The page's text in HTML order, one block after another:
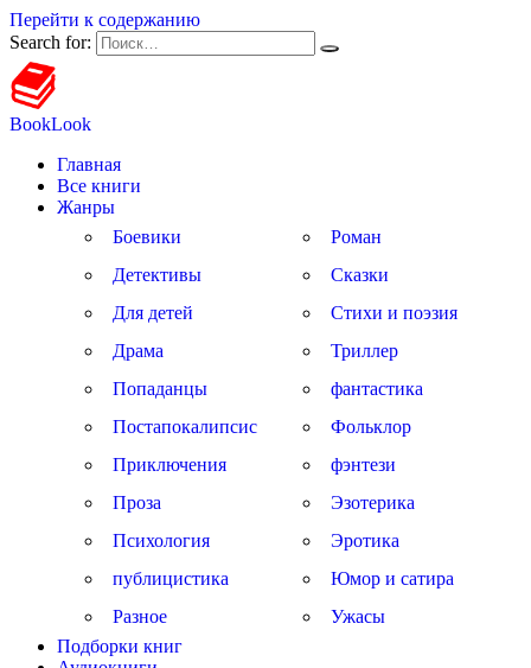
Перейти к содержанию
Search for:
BookLook
Главная
Все книги
Жанры
Боевики
Детективы
Для детей
Драма
Попаданцы
Постапокалипсис
Приключения
Проза
Психология
публицистика
Разное
Роман
Сказки
Стихи и поэзия
Триллер
фантастика
Фольклор
фэнтези
Эзотерика
Эротика
Юмор и сатира
Ужасы
Подборки книг